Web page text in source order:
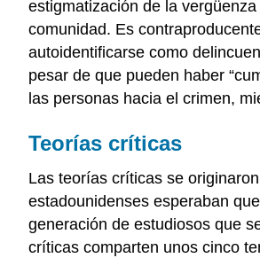
estigmatización de la
comunidad. Es
autoidentificarse como
pesar de que pueden haber
las personas hacia el crimen,
Teorías críticas
Las teorías críticas se
estadounidenses esperaban
generación de estudiosos que
críticas comparten unos cinco